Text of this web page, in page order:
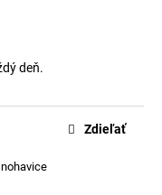
deň.
Zdieľať